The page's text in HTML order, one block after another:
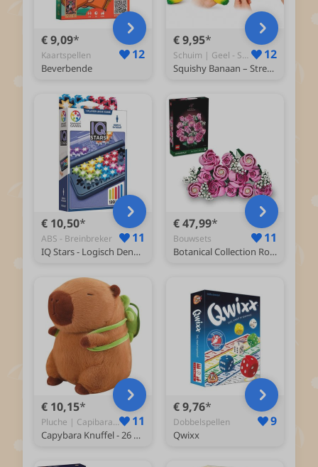
€ 9,09
Kaartspellen 12
Beverbende
€ 9,95
Schuim | Geel - Squishy 12
Squishy Banaan – Stressbal Antistress Speelgoed – Zacht Knijp Speeltje – Geel – Voor Kinderen & Volwassenen
€ 10,50
ABS - Breinbreker 11
IQ Stars - Logisch Denkspel & Reispuzzel - 120 Opdrachten met Gekleurde Sterren - Educatief Solospel - Vanaf 6 Jaar
€ 47,99
Bouwsets 11
Botanical Collection Roze Rozenboeket Bouwpakket 10374
€ 10,15
Pluche | Capibara Bruin - Squishy 11
Capybara Knuffel - 26 CM - Capibara Knuffel - Kawaii Knuffel - Kawaii Kussen
€ 9,76
Dobbelspellen 9
Qwixx